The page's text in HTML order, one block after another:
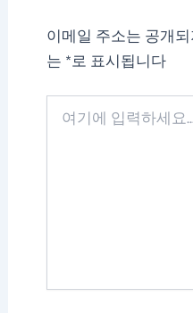
이메일 주소는 공개
는 * 로 표시됩니다